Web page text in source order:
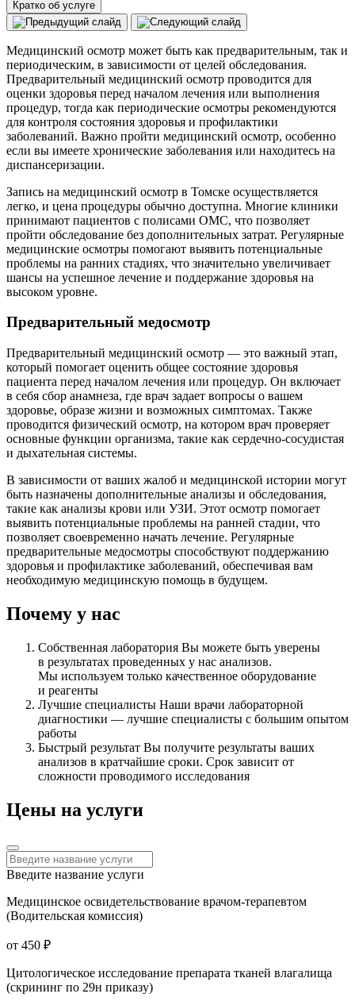
Кратко об услуге
Медицинский осмотр может быть как предварительным, так и
периодическим, в зависимости от целей обследования.
Предварительный медицинский осмотр проводится для
оценки здоровья перед началом лечения или выполнения
процедур, тогда как периодические осмотры рекомендуются
для контроля состояния здоровья и профилактики
заболеваний. Важно пройти медицинский осмотр, особенно
если вы имеете хронические заболевания или находитесь на
диспансеризации.
Запись на медицинский осмотр в Томске осуществляется
легко, и цена процедуры обычно доступна. Многие клиники
принимают пациентов с полисами ОМС, что позволяет
пройти обследование без дополнительных затрат. Регулярные
медицинские осмотры помогают выявить потенциальные
проблемы на ранних стадиях, что значительно увеличивает
шансы на успешное лечение и поддержание здоровья на
высоком уровне.
Предварительный медосмотр
Предварительный медицинский осмотр — это важный этап,
который помогает оценить общее состояние здоровья
пациента перед началом лечения или процедур. Он включает
в себя сбор анамнеза, где врач задает вопросы о вашем
здоровье, образе жизни и возможных симптомах. Также
проводится физический осмотр, на котором врач проверяет
основные функции организма, такие как сердечно-сосудистая
и дыхательная системы.
В зависимости от ваших жалоб и медицинской истории могут
быть назначены дополнительные анализы и обследования,
такие как анализы крови или УЗИ. Этот осмотр помогает
выявить потенциальные проблемы на ранней стадии, что
позволяет своевременно начать лечение. Регулярные
предварительные медосмотры способствуют поддержанию
здоровья и профилактике заболеваний, обеспечивая вам
необходимую медицинскую помощь в будущем.
Почему у нас
Собственная лаборатория Вы можете быть уверены
в результатах проведенных у нас анализов.
Мы используем только качественное оборудование
и реагенты
Лучшие специалисты Наши врачи лабораторной
диагностики — лучшие специалисты с большим опытом
работы
Быстрый результат Вы получите результаты ваших
анализов в кратчайшие сроки. Срок зависит от
сложности проводимого исследования
Цены на услуги
Введите название услуги
Медицинское освидетельствование врачом-терапевтом
(Водительская комиссия)
от 450 ₽
Цитологическое исследование препарата тканей влагалища
(скрининг по 29н приказу)